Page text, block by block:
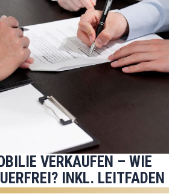
VERKAUFEN – WIE
INKL. LEITFADEN